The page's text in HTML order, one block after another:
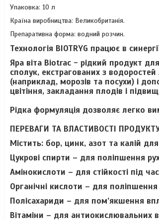
Упаковка: 10 л
Країна виробництва: Великобританія.
Препаративна форма: водний розчин.
Технологія BIOTRYG працює в
Яра віта Biotrac - рідкий продукт
сполук, екстрагованих з
(наприклад, морозів та посухи) і
цвітіння, закладання плодів і
Рідка формуляція дозволяє легко
ПЕРЕВАГИ ТА ВЛАСТИВОСТІ
Містить: бор, цинк, азот та калій
Цукрові спирти – для поліпшення
Амінокислоти – для стійкості під
Органічні кислоти – для
Полісахариди – для пом’якшення
Вітаміни – для антиокислювальних